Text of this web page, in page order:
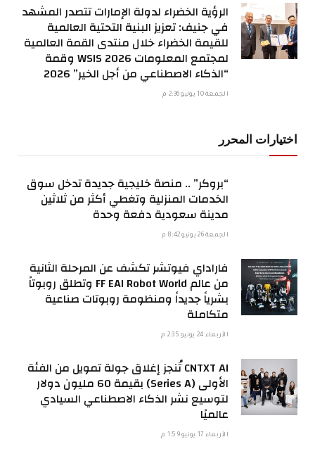
الرؤية الخضراء لدولة الإمارات تتصدر المشهد
في جنيف: تعزيز البنية التحتية العالمية
للقيمة الخضراء خلال منتدى القمة العالمية
لمجتمع المعلومات WSIS 2026 وقمة
“الذكاء الاصطناعي من أجل الخير” 2026
الجمعة 10 يوليو 2:36 م
اختيارات المحرر
“بروكر” .. منصة خليجية جديدة تدخل سوق
الخدمات المنزلية وتغطي أكثر من ثلاثين
مدينة سعودية دفعة وحدة
الجمعة 26 يونيو 8:42 م
فاراداي فيوتشر تكشف عن المرحلة الثانية
من عالم FF EAI Robot World وتطلق روبوتاً
بشرياً جديداً ومنظومة روبوتات صناعية
متكاملة
الأربعاء 24 يونيو 2:35 م
CNTXT AI تُنجز إغلاق جولة تمويل من الفئة
الأولى (Series A) بقيمة 60 مليون دولار
لتوسيع نشر الذكاء الاصطناعي السيادي
عالميًا
الأربعاء 17 يونيو 1:59 م